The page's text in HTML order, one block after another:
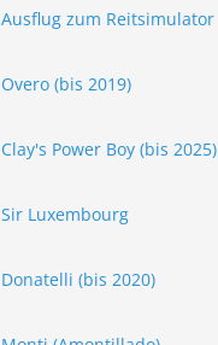
Ausflug zum Reitsimulator
Overo (bis 2019)
Clay's Power Boy (bis 2025)
Sir Luxembourg
Donatelli (bis 2020)